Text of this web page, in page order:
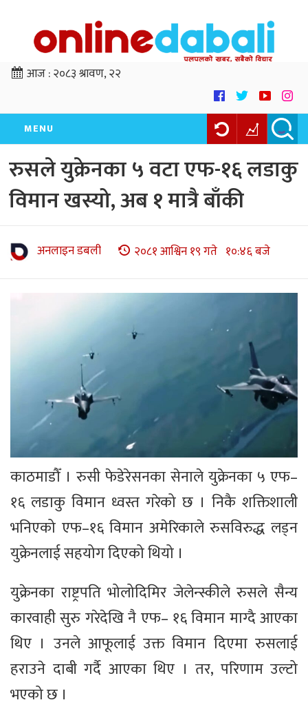
आज :२०८३ श्रावण, २२
MENU
रुसले युक्रेनका ५ वटा एफ-१६ लडाकु
विमान खस्यो, अब १ मात्रै बाँकी
अनलाइन डबली २०८१ आश्विन १९ गते १०:४६ बजे
काठमाडौँ । रुसी फेडेरेसनका सेनाले युक्रेनका ५ एफ–
१६ लडाकु विमान ध्वस्त गरेको छ । निकै शक्तिशाली
भनिएको एफ–१६ विमान अमेरिकाले रुसविरुद्ध लड्न
युक्रेनलाई सहयोग दिएको थियो ।
युक्रेनका राष्ट्रपति भोलोदिमिर जेलेन्स्कीले रुसले सैन्य
कारवाही सुरु गरेदेखि नै एफ– १६ विमान माग्दै आएका
थिए । उनले आफूलाई उक्त विमान दिएमा रुसलाई
हराउने दाबी गर्दै आएका थिए । तर, परिणाम उल्टो
भएको छ ।